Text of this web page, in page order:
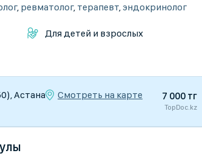
, ревматолог, терапевт эндокринолог
Для детей и взрослых
Астана
Смотреть на карте
7 000 тг
TopDoc.kz